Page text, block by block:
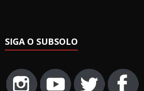
SIGA O SUBSOLO